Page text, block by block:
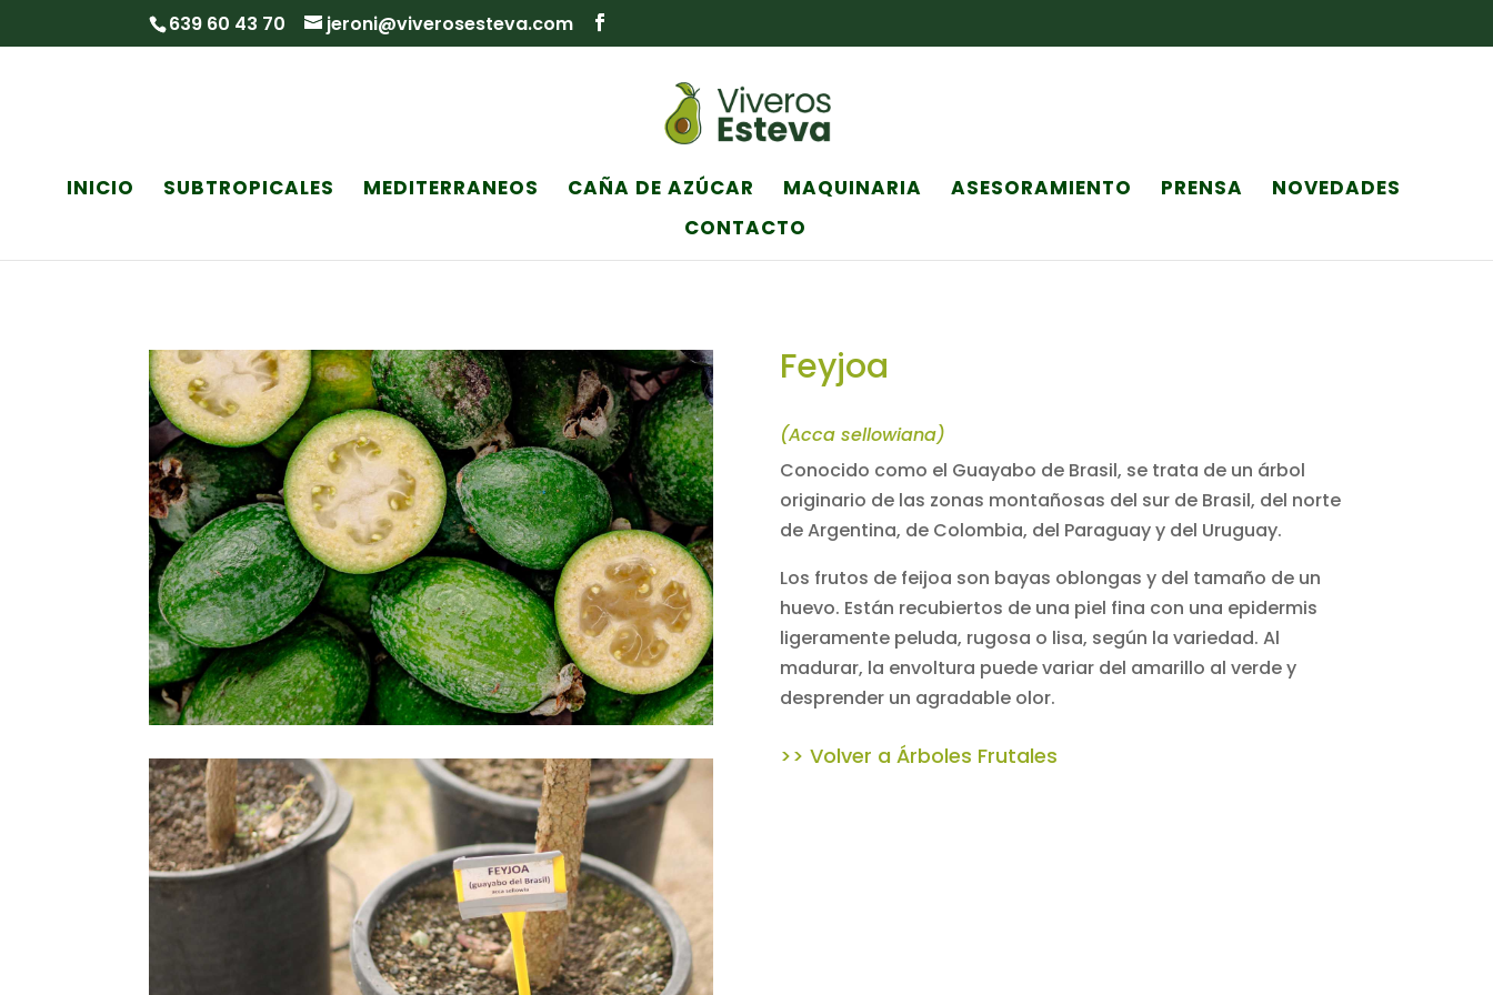
639 60 43 70 jeroni@viverosesteva.com
INICIO SUBTROPICALES MEDITERRANEOS CAÑA DE AZÚCAR MAQUINARIA ASESORAMIENTO PRENSA
NOVEDADES
CONTACTO
Feyjoa
(Acca sellowiana)
Conocido como el Guayabo de Brasil, se trata de un árbol
originario de las zonas montañosas del sur de Brasil, del norte
de Argentina, de Colombia, del Paraguay y del Uruguay.
Los frutos de feijoa son bayas oblongas y del tamaño de un
huevo. Están recubiertos de una piel fina con una epidermis
ligeramente peluda, rugosa o lisa, según la variedad. Al
madurar, la envoltura puede variar del amarillo al verde y
desprender un agradable olor.
>> Volver a Árboles Frutales